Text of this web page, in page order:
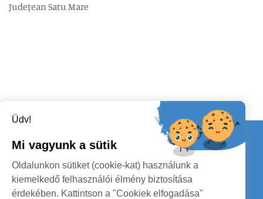
Județean Satu Mare
Kapcsolat
KÖVESSENEK
Üdv!
Mi vagyunk a sütik
Oldalunkon sütiket (cookie-kat) használunk a
kiemelkedő felhasználói élmény biztosítása
érdekében. Kattintson a "Cookiek elfogadása"